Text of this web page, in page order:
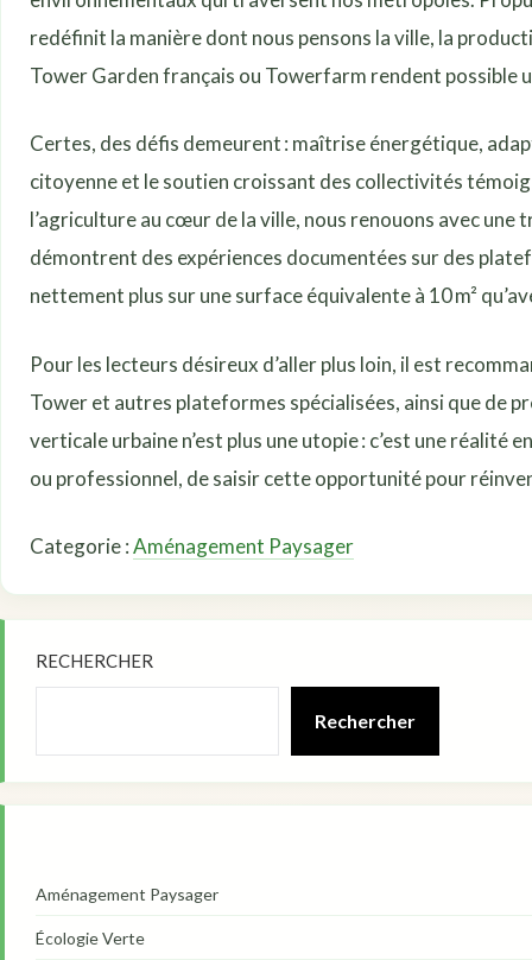
redéfinit la manière dont nous pensons la ville, la
Tower Garden français ou Towerfarm rendent possible
Certes, des défis demeurent : maîtrise énergétique,
citoyenne et le soutien croissant des collectivités
l’agriculture au cœur de la ville, nous renouons avec
démontrent des expériences documentées sur des
nettement plus sur une surface équivalente à 10 m²
Pour les lecteurs désireux d’aller plus loin, il est
Tower et autres plateformes spécialisées, ainsi que de
verticale urbaine n’est plus une utopie : c’est une réalité
ou professionnel, de saisir cette opportunité pour
Categorie :Aménagement Paysager
RECHERCHER
Rechercher
Aménagement Paysager
Écologie Verte